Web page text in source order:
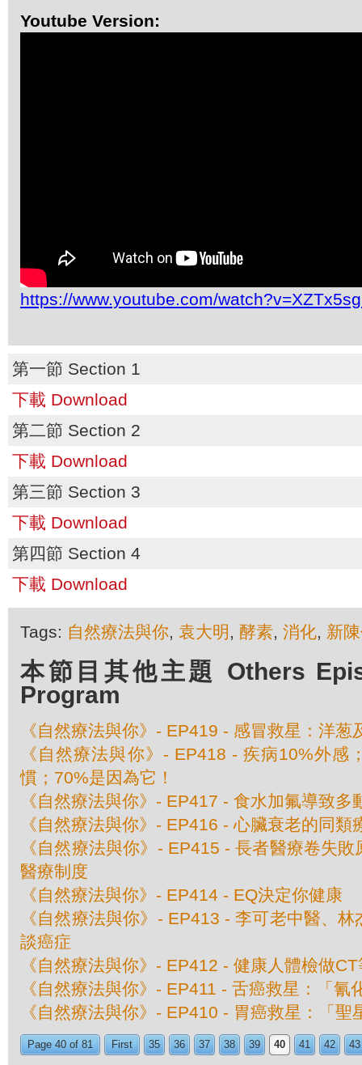
Youtube Version:
https://www.youtube.com/
第一節 Section 1
下載 Download
第二節 Section 2
下載 Download
第三節 Section 3
下載 Download
第四節 Section 4
下載 Download
Tags: 自然療法與你, 袁大明 , 酵素, 消化, 新
本節目其他主題 Others
Program
《自然療法與你》- EP419 - 感冒救星：洋葱
《自然療法與你》- EP418 - 疾病10%外感
慣；70%是因為它！
《自然療法與你》- EP417 - 食水加氟導致多
《自然療法與你》- EP416 - 心臟衰老的同類
《自然療法與你》- EP415 - 長者醫療卷失
醫療制度
《自然療法與你》- EP414 - EQ決定你健康
《自然療法與你》- EP413 - 李可老中醫、
談癌症
《自然療法與你》- EP412 - 健康人體檢做
《自然療法與你》- EP411 - 舌癌救星：「氰
《自然療法與你》- EP410 - 胃癌救星：「聖
Page 40 of 81 First 35 36 37 38 39 40 41 42 43